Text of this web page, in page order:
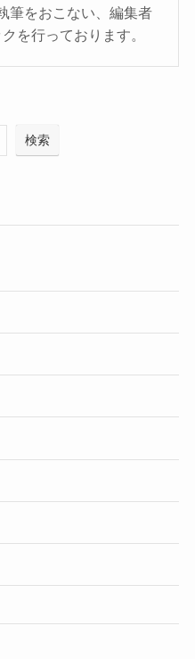
筆をおこない、編集者
を行っております。
検索